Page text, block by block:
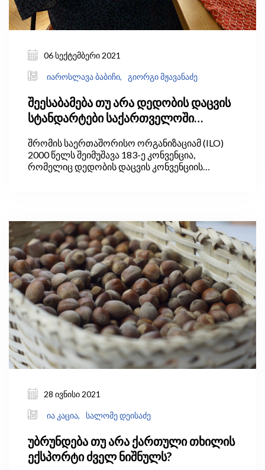
06 სექტემბერი 2021
იაროსლავა ბაბიჩი, გიორგი მჟავანაძე
შეესაბამება თუ არა დედობის დაცვის
სტანდარტები საქართველოში
შრომის საერთაშორისო ორგანიზაციამ (ILO)
2000 წელს შეიმუშავა 183-ე კონვენცია,
რომელიც დედობის დაცვის კონვენციის
კონვენცია ადგენს იმ მინიმალურ სტანდარტებს,
რომელთა დანერგვაც ორსული ქალებისა და
დასაქმებული დედების დასაცავად არის
საჭირო შრომის ბაზარზე. ამ დროისათვის
კონვენცია ILO-ის 39 წევრ ქვეყანაშია
რატიფიცირებული.
28 ივნისი 2021
ია კაცია, სალომე დეისაძე
უბრუნდება თუ არა ქართული თხილის
ექსპორტი ძველ ნიშნულს?